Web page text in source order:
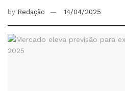
by Redação 14/04/2025